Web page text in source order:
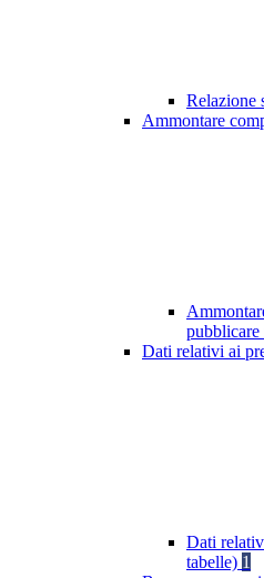
Relazione
Ammontare
Dati relativi ai
Dati
tabelle) 1